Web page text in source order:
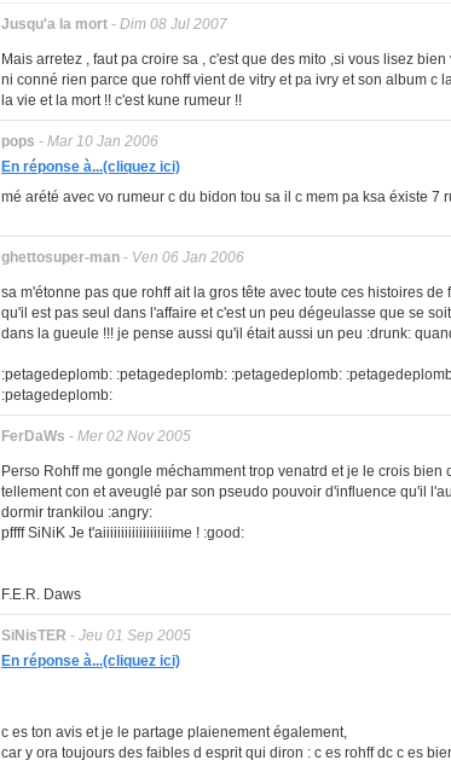
Jusqu'a la mort - Dim 08 Jul 2007
Mais arretez , faut pa croire sa , c'est que des mito ,si vous lisez
ni conné rien parce que rohff vient de vitry et pa ivry et son album c
la vie et la mort !! c'est kune rumeur !!
pops - Mar 10 Jan 2006
En réponse à...(cliquez ici)
mé arété avec vo rumeur c du bidon tou sa il c mem pa ksa éxiste 7
ghettosuper-man - Ven 06 Jan 2006
sa m'étonne pas que rohff ait la gros tête avec toute ces histoires de
qu'il est pas seul dans l'affaire et c'est un peu dégeulasse que se
dans la gueule !!! je pense aussi qu'il était aussi un peu :drunk:
:petagedeplomb: :petagedeplomb: :petagedeplomb:
:petagedeplomb:
FerDaWs - Mer 02 Nov 2005
Perso Rohff me gongle méchamment trop venatrd et je le crois bien
tellement con et aveuglé par son pseudo pouvoir d'influence qu'il
dormir trankilou :angry:
pffff SiNiK Je t'aiiiiiiiiiiiiiiiiiiime ! :good:
F.E.R. Daws
SiNisTER - Jeu 01 Sep 2005
En réponse à...(cliquez ici)
c es ton avis et je le partage plaienement également,
car y ora toujours des faibles d esprit qui diron : c es rohff dc c es